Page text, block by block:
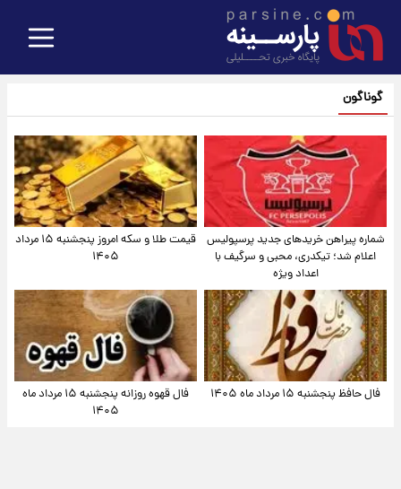
گوناگون
شماره پیراهن خریدهای جدید پرسپولیس
اعلام شد؛ تیکدری، محبی و سرگیف با
اعداد ویژه
قیمت طلا و سکه امروز پنجشنبه ۱۵ مرداد
۱۴۰۵
فال حافظ پنجشنبه ۱۵ مرداد ماه ۱۴۰۵
فال قهوه روزانه پنجشنبه ۱۵ مرداد ماه
۱۴۰۵